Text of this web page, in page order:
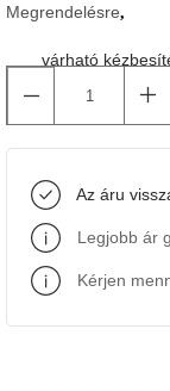
line
Tenzo
Ame
Yens
Szezonális
Megrendelésre
várható
Az áru
Legjobb ár
Kérjen